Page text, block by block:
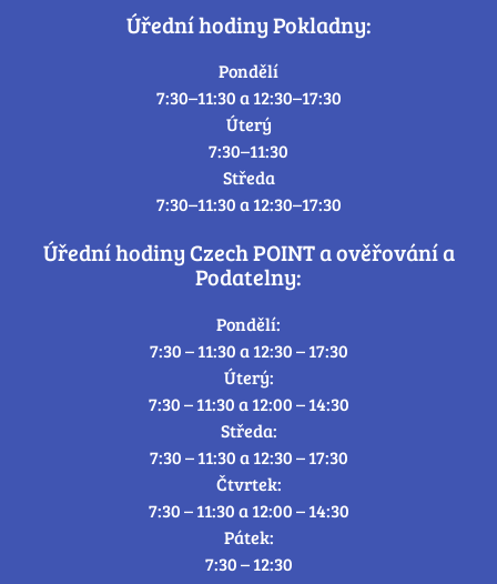
Úřední hodiny Pokladny:
Pondělí
7:30–11:30 a 12:30–17:30
Úterý
7:30–11:30
Středa
7:30–11:30 a 12:30–17:30
Úřední hodiny Czech POINT a ověřování a
Podatelny:
Pondělí:
7:30 – 11:30 a 12:30 – 17:30
Úterý:
7:30 – 11:30 a 12:00 – 14:30
Středa:
7:30 – 11:30 a 12:30 – 17:30
Čtvrtek:
7:30 – 11:30 a 12:00 – 14:30
Pátek:
7:30 – 12:30